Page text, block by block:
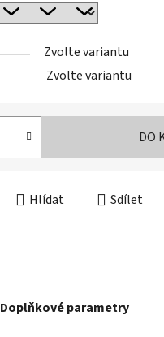
Zvolte variantu
Zvolte variantu
DO
Hlídat Sdílet
Doplňkové parametry